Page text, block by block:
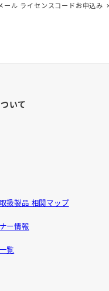
ール ライセンスコードお申込み
いて
扱製品 相関マップ
ー情報
覧